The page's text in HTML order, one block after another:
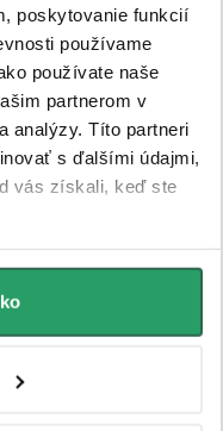
poskytovanie funkcií
používame
používate naše
partnerom v
analýzy. Títo partneri
s ďalšími údajmi,
vás získali, keď ste